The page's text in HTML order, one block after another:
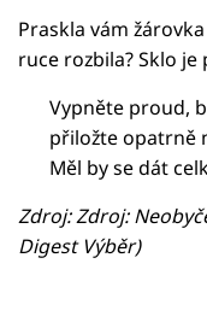
Praskla vám
ruce rozbila? Sklo
Vypněte proud,
přiložte opatrně
Měl by se dát
Zdroj: Zdroj:
Digest Výběr)